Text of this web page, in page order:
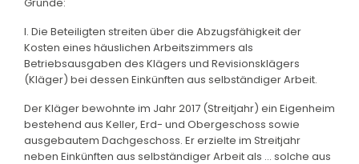
I. Die Beteiligten streiten über die Abzugsfähigkeit der
Kosten eines häuslichen Arbeitszimmers als
Betriebsausgaben des Klägers und Revisionsklägers
(Kläger) bei dessen Einkünften aus selbständiger Arbeit.
Der Kläger bewohnte im Jahr 2017 (Streitjahr) ein Eigenheim
bestehend aus Keller, Erd- und Obergeschoss sowie
ausgebautem Dachgeschoss. Er erzielte im Streitjahr
neben Einkünften aus selbständiger Arbeit als ... solche aus